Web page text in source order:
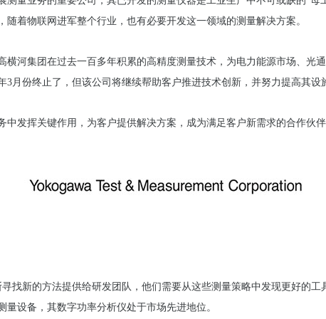
着物联网进军整个行业，也有必要开发这一领域的测量解决方案。
横河集团在过去一百多年积累的高精度测量技术，为电力能源市场、光
3月份终止了，但该公司将继续帮助客户推进技术创新，并努力提高其设
中发挥关键作用，为客户提供解决方案，成为满足客户新需求的合作伙
找新的方法提供给研发团队，他们需要从这些测量策略中发现更好的
设备，其数字功率分析仪处于市场先进地位。